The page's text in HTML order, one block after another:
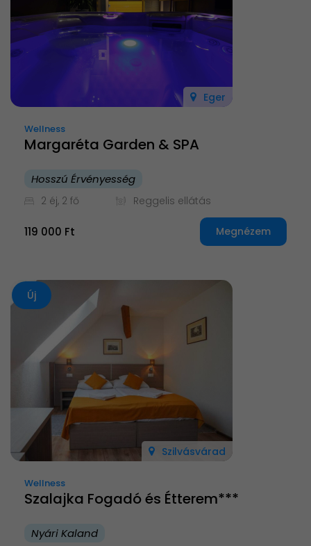
Eger
Wellness
Margaréta Garden & SPA
Hosszú Érvényesség
2 éj, 2 fő Reggelis ellátás
119 000 Ft Megnézem
Új
Szilvásvárad
Wellness
Szalajka Fogadó és Étterem***
Nyári Kaland